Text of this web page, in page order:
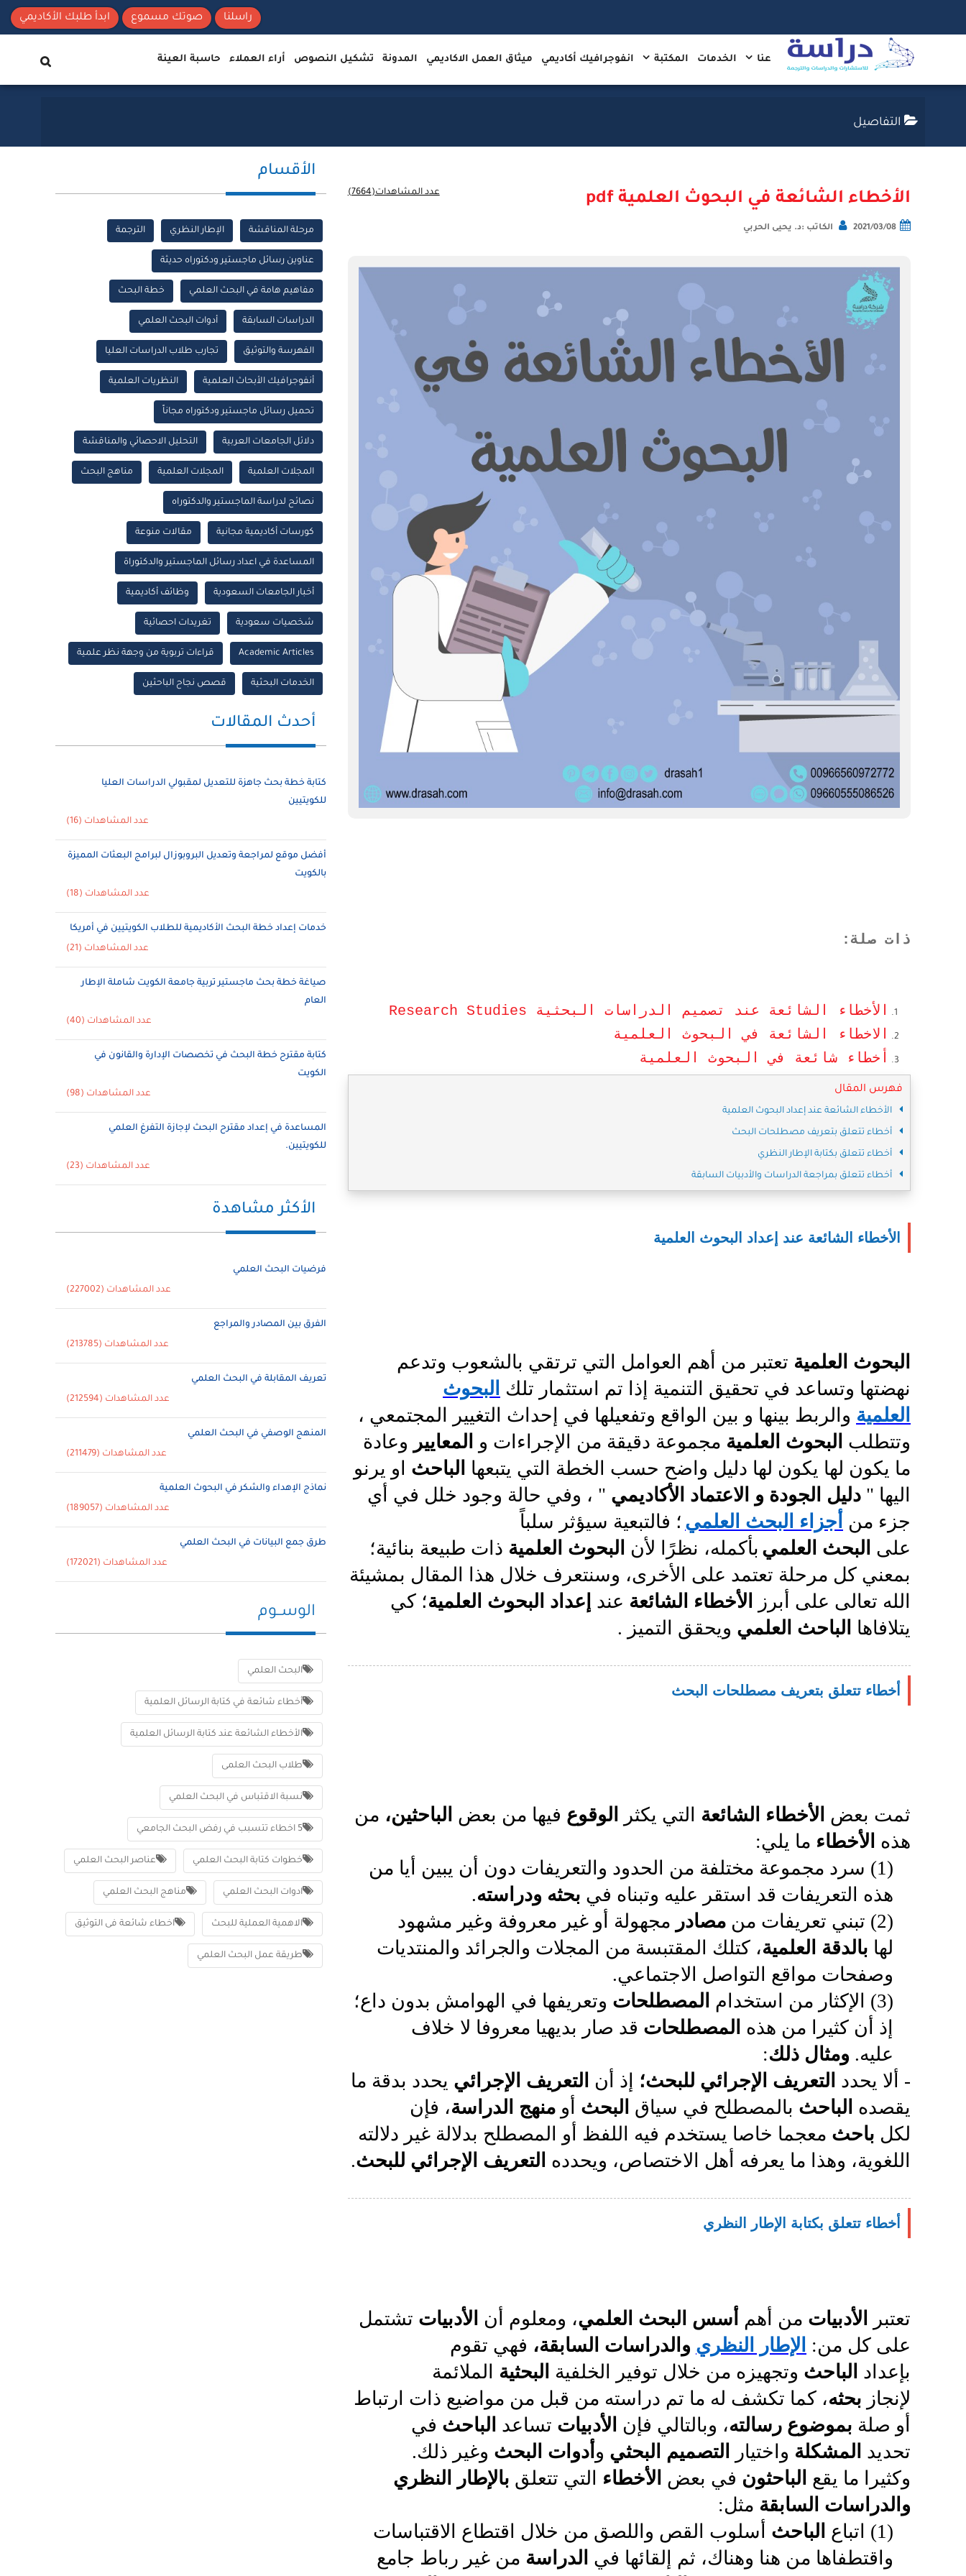
ابدأ طلبك الأكاديمي صوتك مسموع راسلنا
عنا الخدمات المكتبة انفوجرافيك أكاديمي ميثاق العمل الاكاديمي المدونة تشكيل النصوص أراء العملاء حاسبة العينة
التفاصيل
الأخطاء الشائعة في البحوث العلمية pdf
2021/03/08 الكاتب :د. يحيى الحربي
عدد المشاهدات(7664)
ذات صلة :
الأخطاء الشائعة عند تصميم الدراسات البحثية Research Studies
الاخطاء الشائعة في البحوث العلمية
أخطاء شائعة في البحوث العلمية
فهرس المقال
الأخطاء الشائعة عند إعداد البحوث العلمية
أخطاء تتعلق بتعريف مصطلحات البحث
أخطاء تتعلق بكتابة الإطار النظري
أخطاء تتعلق بمراجعة الدراسات والأدبيات السابقة
الأخطاء الشائعة عند إعداد البحوث العلمية
البحوث العلمية تعتبر من أهم العوامل التي ترتقي بالشعوب وتدعم
نهضتها وتساعد في تحقيق التنمية إذا تم استثمار تلك البحوث
العلمية والربط بينها و بين الواقع وتفعيلها في إحداث التغيير المجتمعي ،
وتتطلب البحوث العلمية مجموعة دقيقة من الإجراءات و المعايير وعادة
ما يكون لها يكون لها دليل واضح حسب الخطة التي يتبعها الباحث او يرنو
اليها " دليل الجودة و الاعتماد الأكاديمي " ، وفي حالة وجود خلل في أي
جزء من أجزاء البحث العلمي ؛ فالتبعية سيؤثر سلباً
على البحث العلمي بأكمله، نظرًا لأن البحوث العلمية ذات طبيعة بنائية؛
بمعني كل مرحلة تعتمد على الأخرى، وسنتعرف خلال هذا المقال بمشيئة
الله تعالى على أبرز
الأخطاء الشائعة عند إعداد البحوث العلمية؛ كي
يتلافاها الباحث العلمي ويحقق التميز .
أخطاء تتعلق بتعريف مصطلحات البحث
ثمت بعض الأخطاء الشائعة التي يكثر الوقوع فيها من بعض الباحثين، من
هذه الأخطاء ما يلي:
(1) سرد مجموعة مختلفة من الحدود والتعريفات دون أن يبين أيا من
هذه التعريفات قد استقر عليه وتبناه في بحثه ودراسته.
(2) تبني تعريفات من
مصادر مجهولة أو غير معروفة وغير مشهود
لها بالدقة العلمية، كتلك المقتبسة من المجلات والجرائد والمنتديات
وصفحات مواقع التواصل الاجتماعي.
(3) الإكثار من استخدام
المصطلحات وتعريفها في الهوامش بدون داع؛
إذ أن كثيرا من هذه المصطلحات قد صار بديهيا معروفا لا خلاف
عليه. ومثال ذلك:
- ألا يحدد التعريف الإجرائي للبحث؛ إذ أن التعريف الإجرائي يحدد بدقة ما
يقصده الباحث بالمصطلح في سياق البحث أو منهج الدراسة، فإن
لكل باحث معجما خاصا يستخدم فيه اللفظ أو المصطلح بدلالة غير دلالته
اللغوية، وهذا ما يعرفه أهل الاختصاص، ويحدده التعريف الإجرائي للبحث.
أخطاء تتعلق بكتابة الإطار النظري
تعتبر الأدبيات من أهم أسس البحث العلمي، ومعلوم أن الأدبيات تشتمل
على كل من: الإطار النظري والدراسات السابقة، فهي تقوم
بإعداد الباحث وتجهيزه من خلال توفير الخلفية البحثية الملائمة
لإنجاز بحثه، كما تكشف له ما تم دراسته من قبل من مواضيع ذات ارتباط
أو صلة بموضوع رسالته، وبالتالي فإن الأدبيات تساعد الباحث في
تحديد المشكلة واختيار التصميم البحثي و أدوات البحث وغير ذلك.
وكثيرا ما يقع الباحثون في بعض الأخطاء التي تتعلق بالإطار النظري
والدراسات السابقة مثل:
(1) اتباع
الباحث أسلوب القص واللصق من خلال اقتطاع الاقتباسات
واقتطفاها من هنا وهناك، ثم إلقائها في الدراسة من غير رباط جامع
الأقسام
مرحلة المناقشة الإطار النظري الترجمة
عناوين رسائل ماجستير ودكتوراه حديثة
مفاهيم هامة في البحث العلمي خطة البحث
الدراسات السابقة أدوات البحث العلمي
الفهرسة والتوثيق تجارب طلاب الدراسات العليا
أنفوجرافيك الأبحاث العلمية النظريات العلمية
تحميل رسائل ماجستير ودكتوراه مجاناً
دلائل الجامعات العربية التحليل الاحصائي والمناقشة
المجلات العلمية المجلات العلمية مناهج البحث
نصائح لدراسة الماجستير والدكتوراه
كورسات أكاديمية مجانية مقالات منوعة
المساعدة في اعداد رسائل الماجستير والدكتوراة
أخبار الجامعات السعودية وظائف أكاديمية
شخصيات سعودية تغريدات احصائية
Academic Articles قراءات تربوية من وجهة نظر علمية
الخدمات البحثية قصص نجاح الباحثين
أحدث المقالات
كتابة خطة بحث جاهزة للتعديل لمقبولي الدراسات العليا
للكويتيين
عدد المشاهدات (16)
أفضل موقع لمراجعة وتعديل البروبوزال لبرامج البعثات المميزة
بالكويت
عدد المشاهدات (18)
خدمات إعداد خطة البحث الأكاديمية للطلاب الكويتيين في أمريكا
عدد المشاهدات (21)
صياغة خطة بحث ماجستير تربية جامعة الكويت شاملة الإطار
العام
عدد المشاهدات (40)
كتابة مقترح خطة البحث في تخصصات الإدارة والقانون في
الكويت
عدد المشاهدات (98)
المساعدة في إعداد مقترح البحث لإجازة التفرغ العلمي
للكويتيين.
عدد المشاهدات (23)
الأكثر مشاهدة
فرضيات البحث العلمي
عدد المشاهدات (227002)
الفرق بين المصادر والمراجع
عدد المشاهدات (213785)
تعريف المقابلة في البحث العلمي
عدد المشاهدات (212594)
المنهج الوصفي في البحث العلمي
عدد المشاهدات (211479)
نماذج الإهداء والشكر في البحوث العلمية
عدد المشاهدات (189057)
طرق جمع البيانات في البحث العلمي
عدد المشاهدات (172021)
الوســوم
البحث العلمي
أخطاء شائعة في كتابة الرسائل العلمية
الأخطاء الشائعة عند كتابة الرسائل العلمية
طلاب البحث العلمى
نسبة الاقتباس في البحث العلمي
5 اخطاء تتسبب في رفض البحث الجامعي
خطوات كتابة البحث العلمي عناصر البحث العلمي
ادوات البحث العلمي مناهج البحث العلمي
الاهمية العملية للبحث اخطاء شائعة فى التوثيق
طريقة عمل البحث العلمي